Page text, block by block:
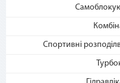
Спортивні